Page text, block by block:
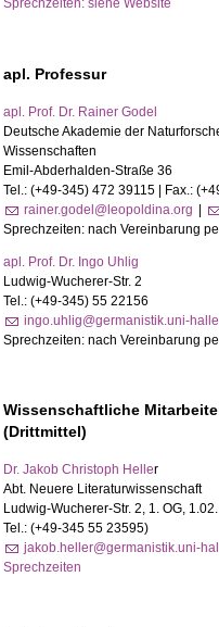
Sprechzeiten: siehe Website
apl. Professur
apl. Prof. Dr. Rainer Godel
Deutsche Akademie der
Wissenschaften
Emil-Abderhalden-Straße 36
Tel.: (+49-345) 472 39115 | Fax.:
rainer.godel@leopoldina.org |
Sprechzeiten: nach Vereinbarung
apl. Prof. Dr. Ingo Uhlig
Ludwig-Wucherer-Str. 2
Tel.: (+49-345) 55 22156
ingo.uhlig@germanistik.uni-
Sprechzeiten: nach Vereinbarung
Wissenschaftliche
(Drittmittel)
Dr. Jakob Christoph Heller
Abt. Neuere Literaturwissenschaft
Ludwig-Wucherer-Str. 2, 1. OG, 1.02.
Tel.: (+49-345 55 23595)
jakob.heller@germanistik.uni-
Sprechzeiten